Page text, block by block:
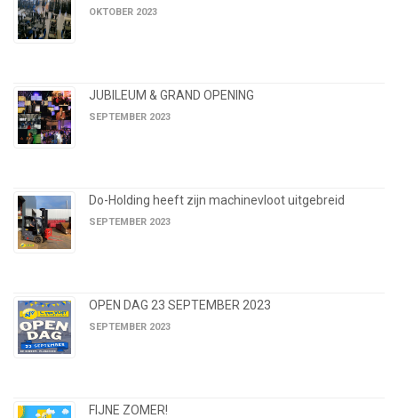
OKTOBER 2023
JUBILEUM & GRAND OPENING
SEPTEMBER 2023
Do-Holding heeft zijn machinevloot uitgebreid
SEPTEMBER 2023
OPEN DAG 23 SEPTEMBER 2023
SEPTEMBER 2023
FIJNE ZOMER!